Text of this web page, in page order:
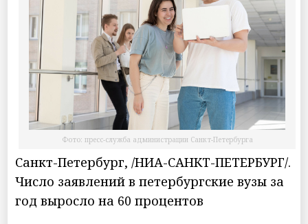
Фото: пресс-служба администрации Санкт-Петербурга
Санкт-Петербург, /НИА-САНКТ-ПЕТЕРБУРГ/.
Число заявлений в петербургские вузы за
год выросло на 60 процентов